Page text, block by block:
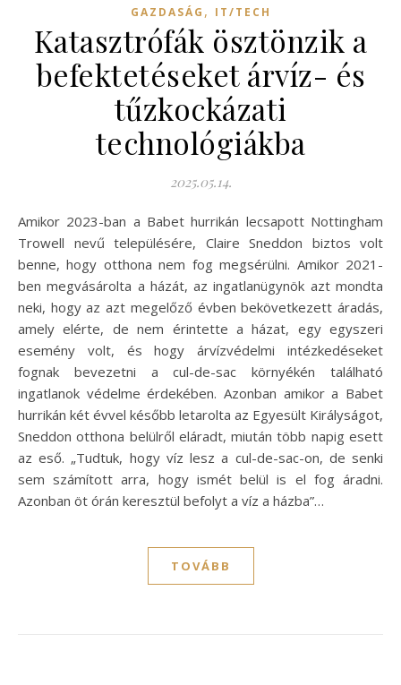
GAZDASÁG , IT/TECH
Katasztrófák ösztönzik a
befektetéseket árvíz- és
tűzkockázati
technológiákba
2025.05.14.
Amikor 2023-ban a Babet hurrikán lecsapott Nottingham
Trowell nevű településére, Claire Sneddon biztos volt
benne, hogy otthona nem fog megsérülni. Amikor 2021-
ben megvásárolta a házát, az ingatlanügynök azt mondta
neki, hogy az azt megelőző évben bekövetkezett áradás,
amely elérte, de nem érintette a házat, egy egyszeri
esemény volt, és hogy árvízvédelmi intézkedéseket
fognak bevezetni a cul-de-sac környékén található
ingatlanok védelme érdekében. Azonban amikor a Babet
hurrikán két évvel később letarolta az Egyesült Királyságot,
Sneddon otthona belülről eláradt, miután több napig esett
az eső. „Tudtuk, hogy víz lesz a cul-de-sac-on, de senki
sem számított arra, hogy ismét belül is el fog áradni.
Azonban öt órán keresztül befolyt a víz a házba”…
TOVÁBB